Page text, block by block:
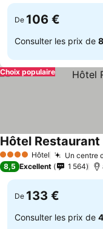
De 106 €
Consulter les prix de
Choix populaire
4 Étoiles Hôtel Un centre
Hôtel Restaurant
8,5 Excellent 1 564
De 133 €
Consulter les prix de